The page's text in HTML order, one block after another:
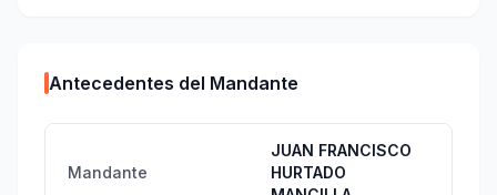
Antecedentes del Mandante
Mandante
JUAN FRANCISCO
HURTADO